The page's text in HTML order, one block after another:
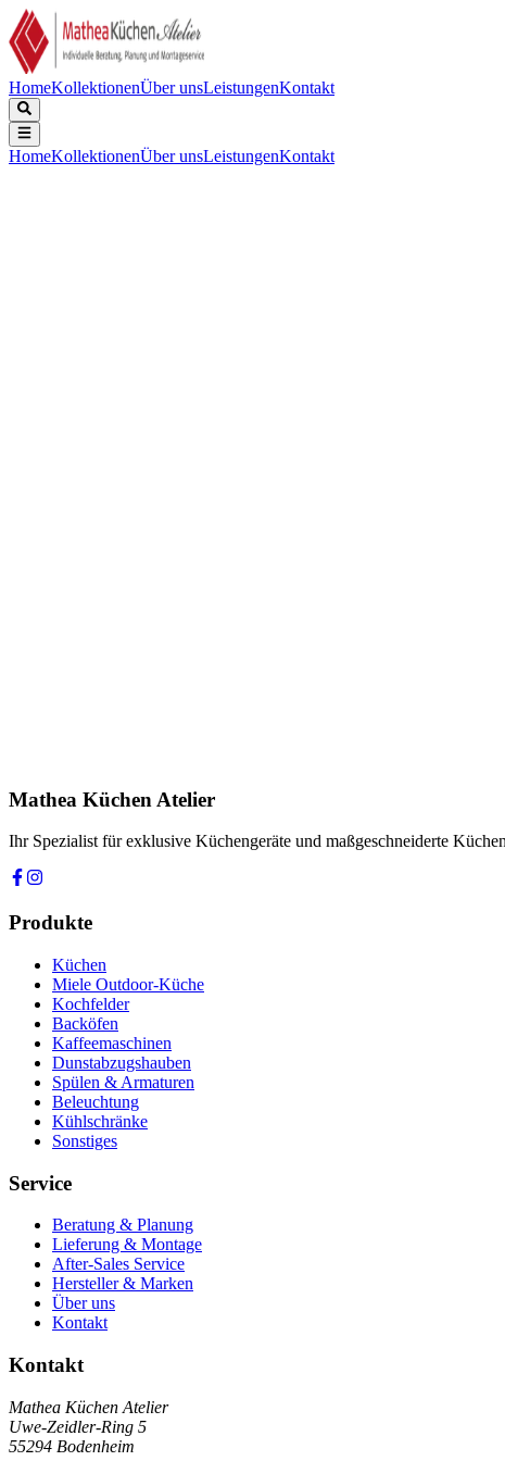
HomeKollektionenÜber unsLeistungenKontakt
HomeKollektionenÜber unsLeistungenKontakt
Ich stimme zu, dass meine Angaben zur Kontaktaufnahme und für
Anfrage absenden
Mathea Küchen Atelier
Ihr Spezialist für exklusive Küchengeräte und maßgeschneiderte
Produkte
Küchen
Miele Outdoor-Küche
Kochfelder
Backöfen
Kaffeemaschinen
Dunstabzugshauben
Spülen & Armaturen
Beleuchtung
Kühlschränke
Sonstiges
Service
Beratung & Planung
Lieferung & Montage
After-Sales Service
Hersteller & Marken
Über uns
Kontakt
Kontakt
Mathea Küchen Atelier
Uwe-Zeidler-Ring 5
55294 Bodenheim